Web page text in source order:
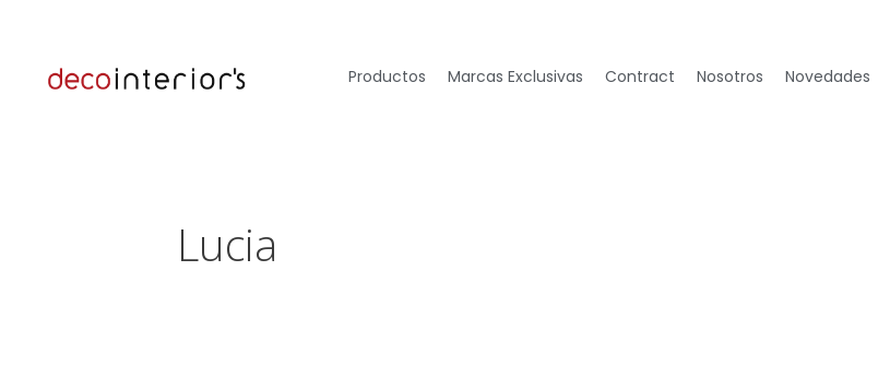
Productos Marcas Exclusivas Contract Nosotros Novedades
Lucia